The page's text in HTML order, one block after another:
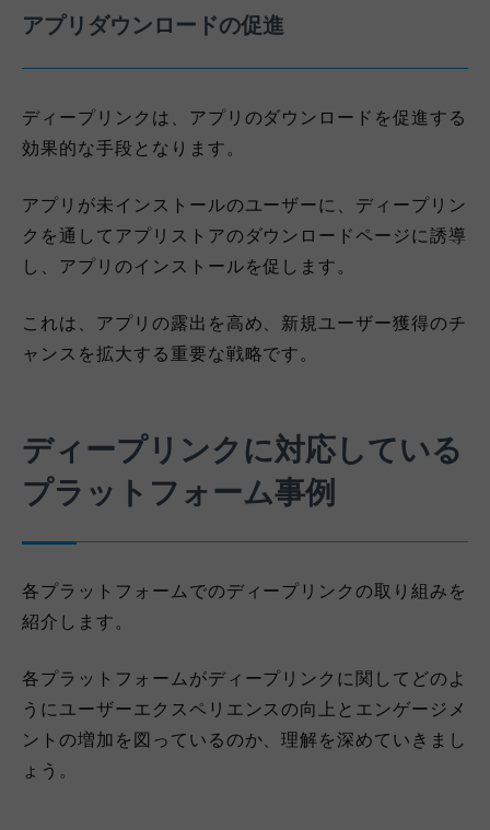
アプリダウンロードの促進
ディープリンクは、アプリのダウンロードを促進する
効果的な手段となります。
アプリが未インストールのユーザーに、ディープリン
クを通してアプリストアのダウンロードページに誘導
し、アプリのインストールを促します。
これは、アプリの露出を高め、新規ユーザー獲得のチ
ャンスを拡大する重要な戦略です。
ディープリンクに対応している
プラットフォーム事例
各プラットフォームでのディープリンクの取り組みを
紹介します。
各プラットフォームがディープリンクに関してどのよ
うにユーザーエクスペリエンスの向上とエンゲージメ
ントの増加を図っているのか、理解を深めていきまし
ょう。